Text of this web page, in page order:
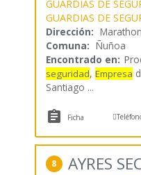
GUARDIAS DE
GUARDIAS DE
Dirección:
Comuna: Ñuñoa
Encontrado en:
seguridad, Empresa
Santiago ...
 Ficha 
8 AYRES